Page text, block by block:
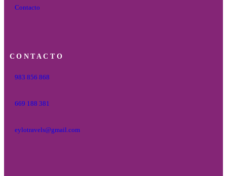
Contacto
CONTACTO
983 856 868
669 188 381
eylotravels@gmail.com